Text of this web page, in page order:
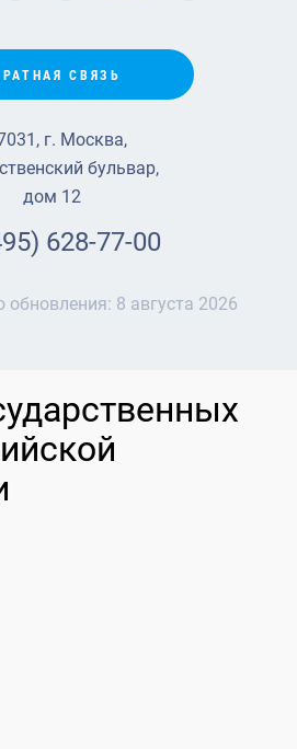
СВЯЗЬ
г. Москва,
бульвар,
дом 12
628-77-00
обновления: 8 августа 2026